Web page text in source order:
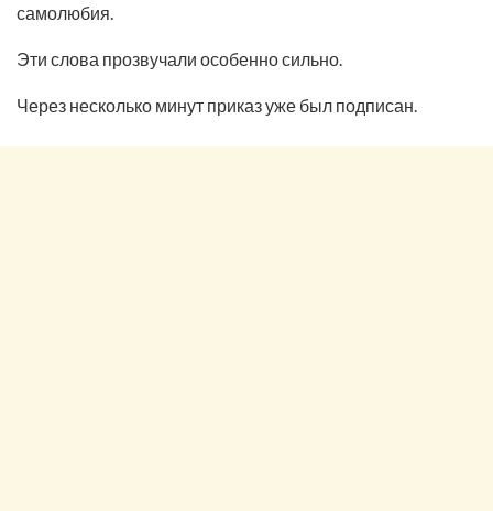
самолюбия.
Эти слова прозвучали особенно сильно.
Через несколько минут приказ уже был подписан.